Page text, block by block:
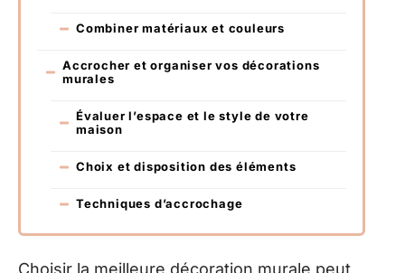
Combiner matériaux et couleurs
Accrocher et organiser vos décorations
murales
Évaluer l’espace et le style de votre
maison
Choix et disposition des éléments
Techniques d’accrochage
Choisir la meilleure décoration murale peut